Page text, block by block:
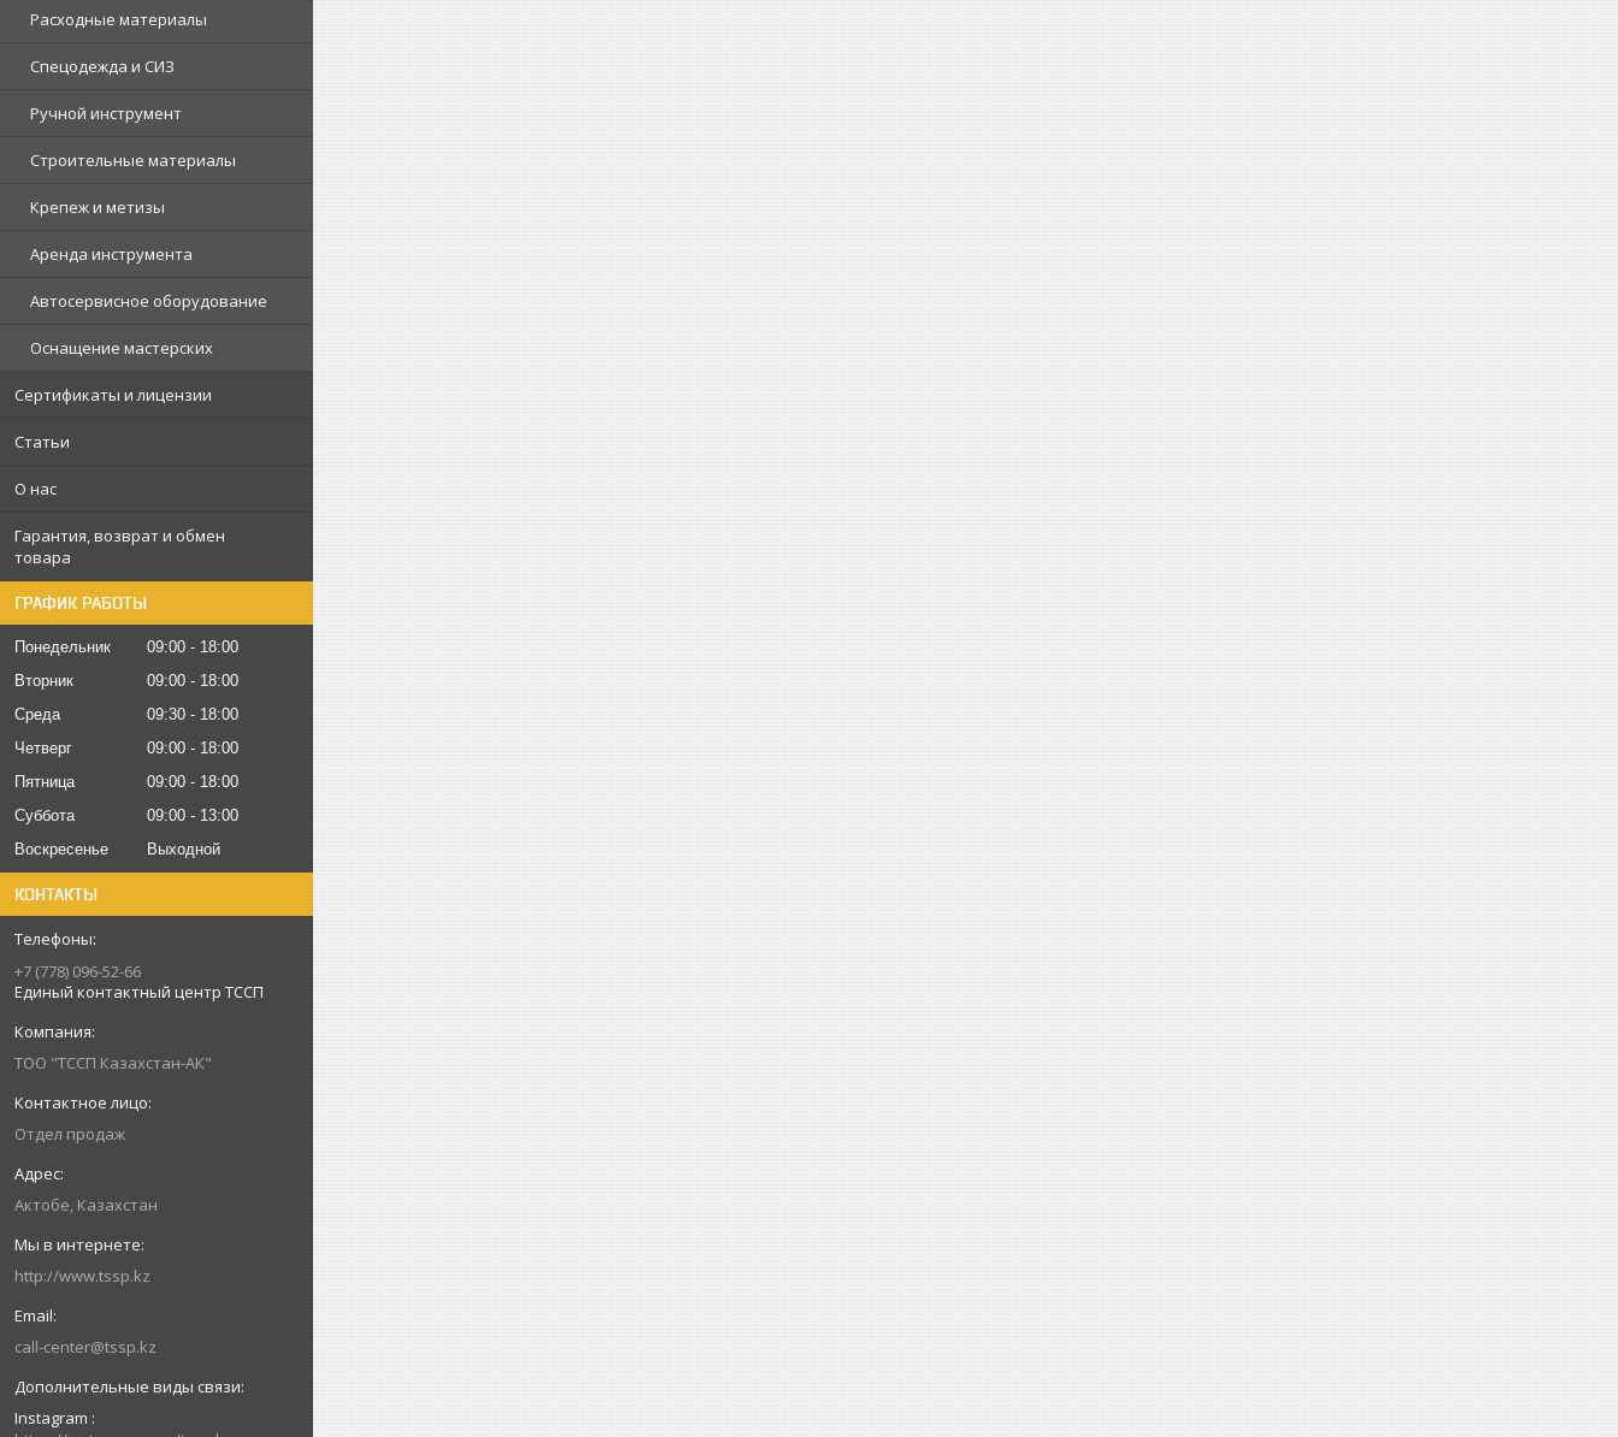
Расходные материалы
Спецодежда и СИЗ
Ручной инструмент
Строительные материалы
Крепеж и метизы
Аренда инструмента
Автосервисное оборудование
Оснащение мастерских
Сертификаты и лицензии
Статьи
О нас
Гарантия, возврат и обмен
товара
ГРАФИК РАБОТЫ
Понедельник 09:00
18:00
Вторник
09:00
18:00
Среда
09:30
18:00
Четверг
09:00
18:00
Пятница
09:00
18:00
Суббота
09:00
13:00
Воскресенье
Выходной
КОНТАКТЫ
+7 (778) 096-52-66
Единый контактный центр ТССП
ТОО "ТССП Казахстан-АК"
Отдел продаж
Актобе, Казахстан
http://www.tssp.kz
call-center@tssp.kz
Instagram